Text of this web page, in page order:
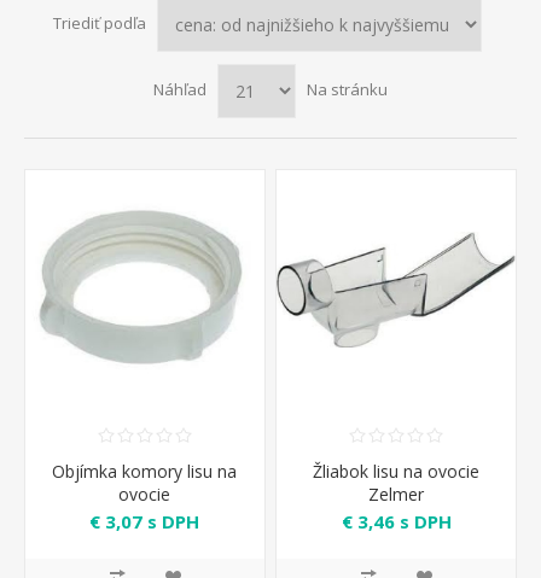
Triediť podľa
Náhľad Na stránku
Objímka komory lisu na
ovocie
€ 3,07 s DPH
Žliabok lisu na ovocie
Zelmer
€ 3,46 s DPH